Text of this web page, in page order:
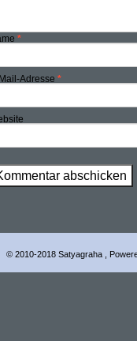
*
Adresse *
© 2010-2018 Satyagraha ,